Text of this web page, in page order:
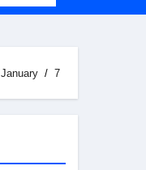
January 7